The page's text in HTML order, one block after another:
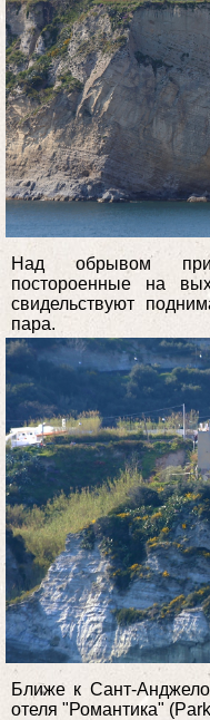
Над обрывом
постороенные на
свидельствуют
пара.
Ближе к Сант-
отеля "Романтика"